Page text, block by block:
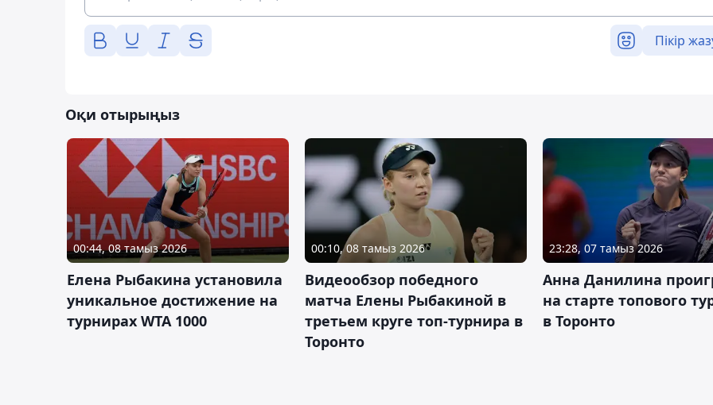
Пікір
Оқи отырыңыз
00:44, 08 тамыз 2026
Елена Рыбакина установила
уникальное достижение на
турнирах WTA 1000
00:10, 08 тамыз 2026
Видеообзор победного
матча Елены Рыбакиной в
третьем круге топ-турнира в
Торонто
23:28, 07 тамыз 2026
Анна Данилина
на старте топового
в Торонто